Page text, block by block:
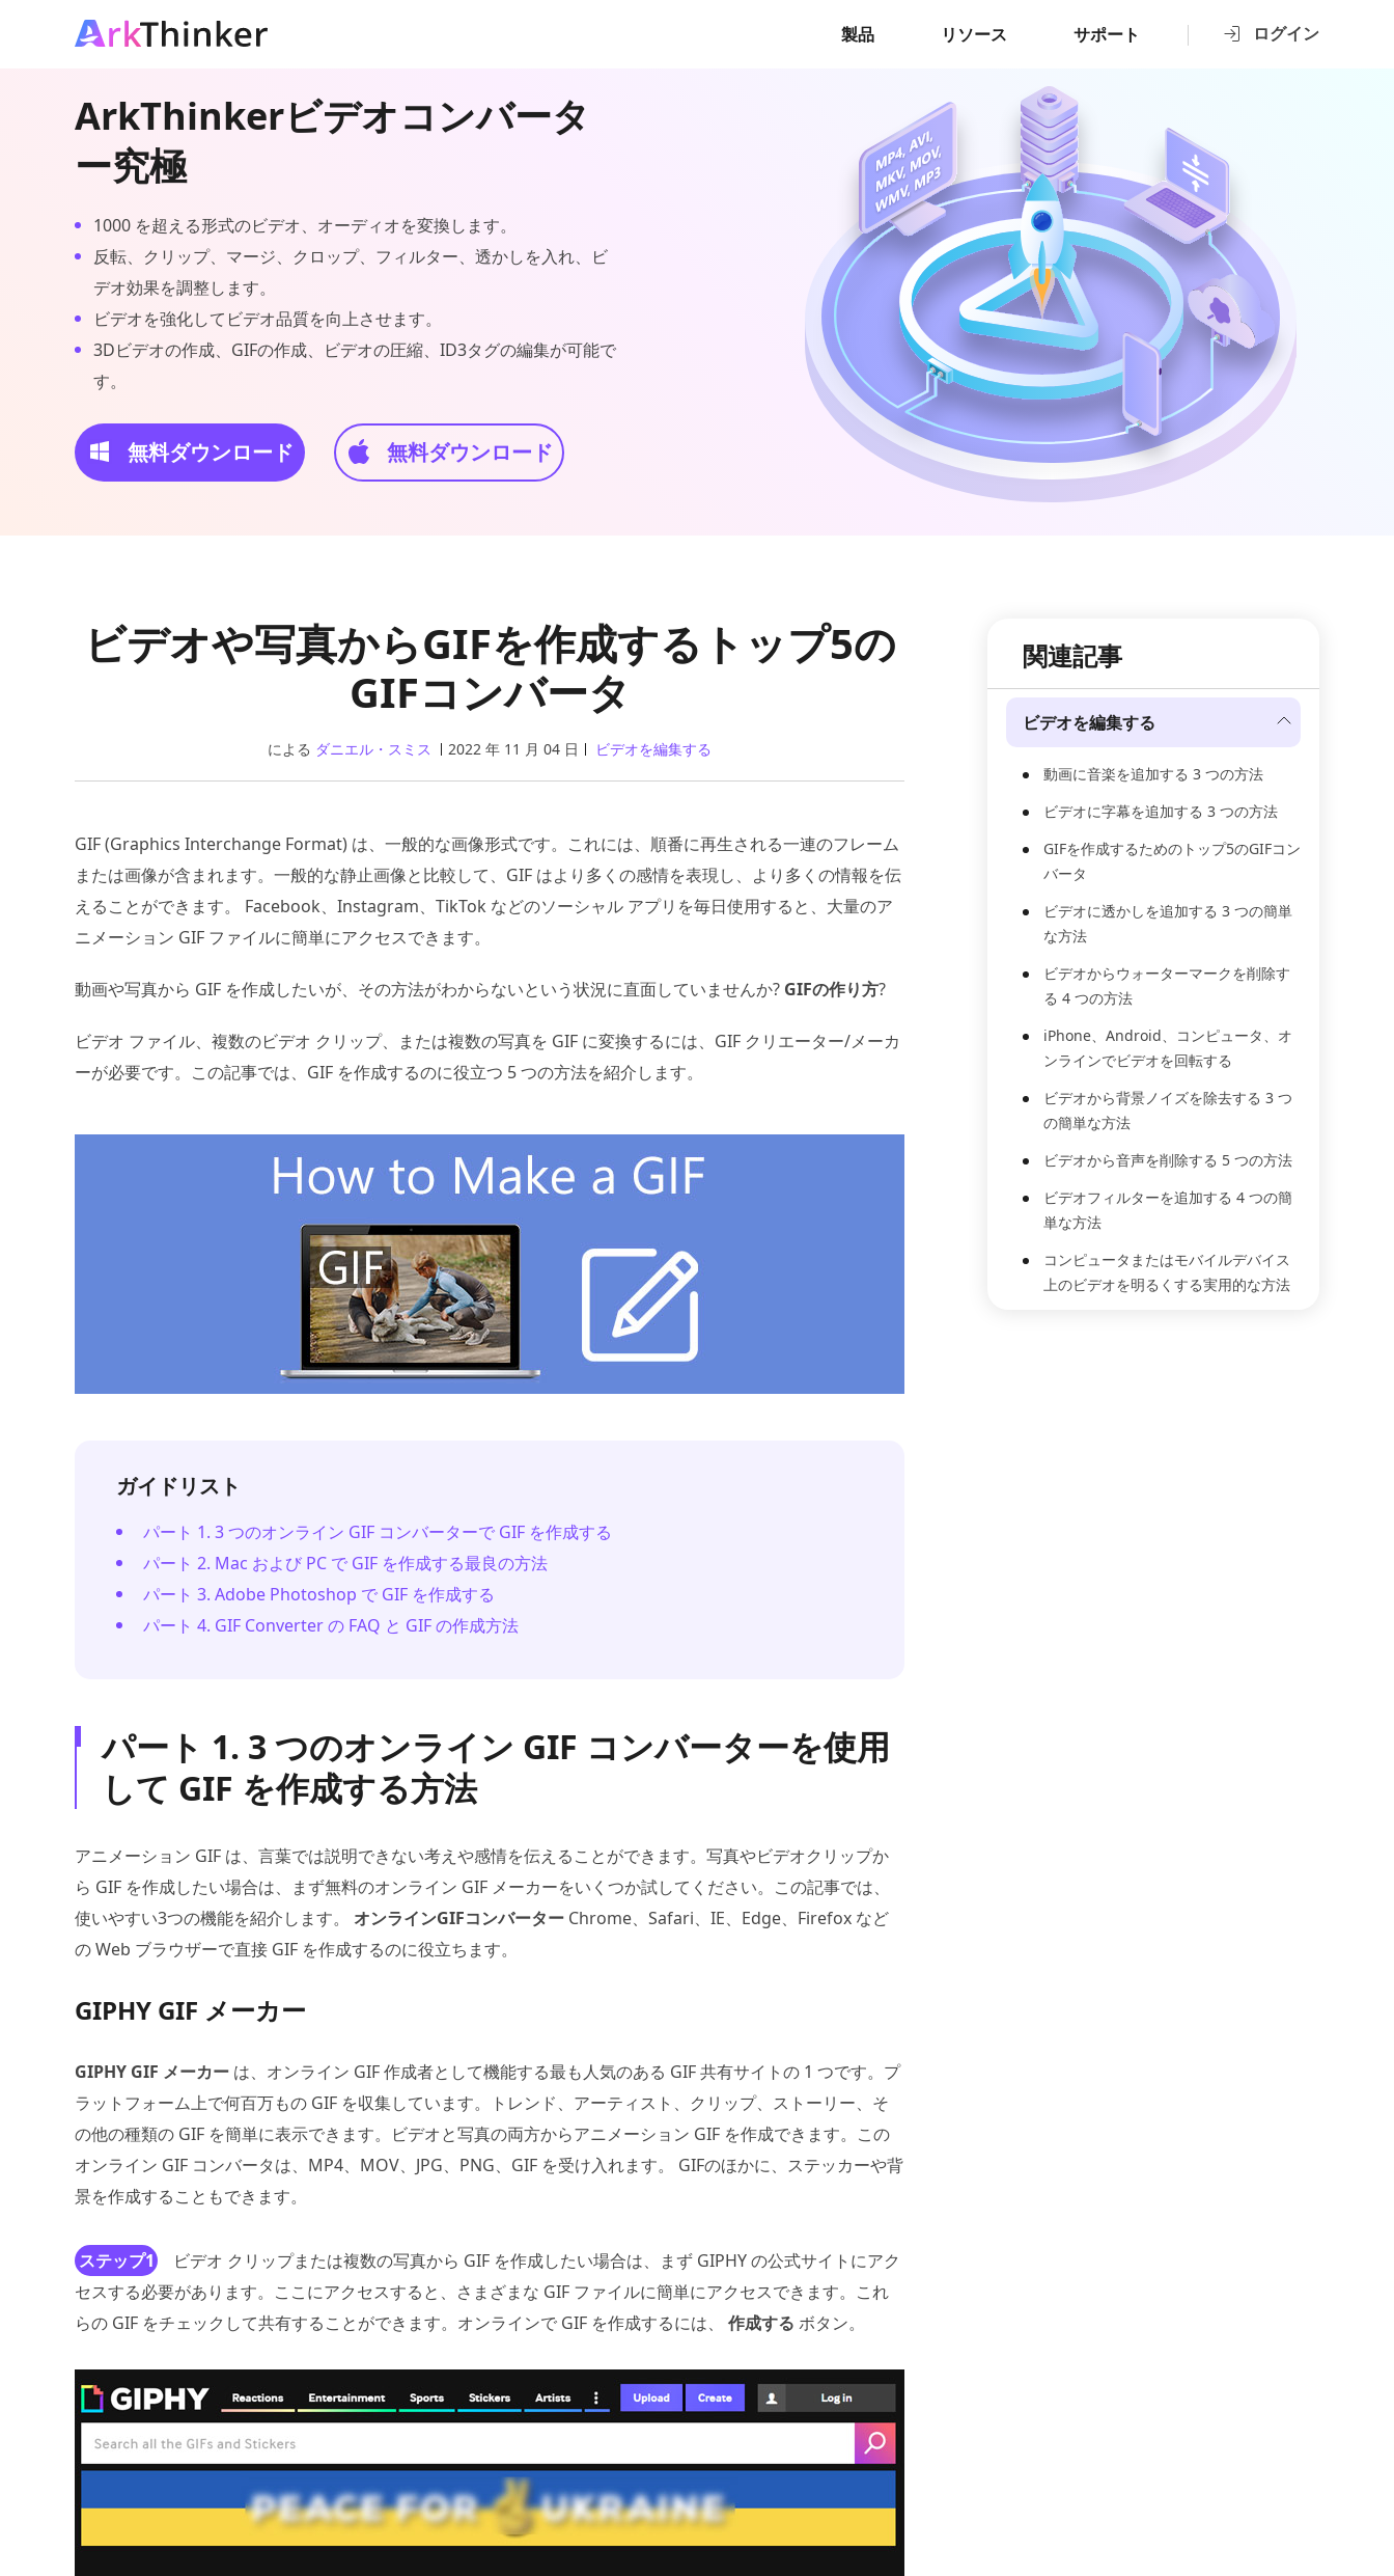
ログイン
製品 リソース サポート
ArkThinkerビデオコンバータ
ー究極
1000 を超える形式のビデオ、オーディオを変換します。
反転、クリップ、マージ、クロップ、フィルター、透かしを入れ、ビ
デオ効果を調整します。
ビデオを強化してビデオ品質を向上させます。
3Dビデオの作成、GIFの作成、ビデオの圧縮、ID3タグの編集が可能で
す。
無料ダウンロード 無料ダウンロード
ビデオや写真からGIFを作成するトップ5の
GIFコンバータ
による ダニエル・スミス 2022 年 11 月 04 日 ビデオを編集する
GIF (Graphics Interchange Format) は、一般的な画像形式です。これには、順番に再生される一連のフレーム
または画像が含まれます。一般的な静止画像と比較して、GIF はより多くの感情を表現し、より多くの情報を伝
えることができます。 Facebook、Instagram、TikTok などのソーシャル アプリを毎日使用すると、大量のア
ニメーション GIF ファイルに簡単にアクセスできます。
動画や写真から GIF を作成したいが、その方法がわからないという状況に直面していませんか? GIFの作り方?
ビデオ ファイル、複数のビデオ クリップ、または複数の写真を GIF に変換するには、GIF クリエーター/メーカ
ーが必要です。この記事では、GIF を作成するのに役立つ 5 つの方法を紹介します。
ガイドリスト
パート 1. 3 つのオンライン GIF コンバーターで GIF を作成する
パート 2. Mac および PC で GIF を作成する最良の方法
パート 3. Adobe Photoshop で GIF を作成する
パート 4. GIF Converter の FAQ と GIF の作成方法
パート 1. 3 つのオンライン GIF コンバーターを使用
して GIF を作成する方法
アニメーション GIF は、言葉では説明できない考えや感情を伝えることができます。写真やビデオクリップか
ら GIF を作成したい場合は、まず無料のオンライン GIF メーカーをいくつか試してください。この記事では、
使いやすい3つの機能を紹介します。 オンラインGIFコンバーター Chrome、Safari、IE、Edge、Firefox など
の Web ブラウザーで直接 GIF を作成するのに役立ちます。
GIPHY GIF メーカー
GIPHY GIF メーカー は、オンライン GIF 作成者として機能する最も人気のある GIF 共有サイトの 1 つです。プ
ラットフォーム上で何百万もの GIF を収集しています。トレンド、アーティスト、クリップ、ストーリー、そ
の他の種類の GIF を簡単に表示できます。ビデオと写真の両方からアニメーション GIF を作成できます。この
オンライン GIF コンバータは、MP4、MOV、JPG、PNG、GIF を受け入れます。 GIFのほかに、ステッカーや背
景を作成することもできます。
ステップ1
ビデオ クリップまたは複数の写真から GIF を作成したい場合は、まず GIPHY の公式サイトにアク
セスする必要があります。ここにアクセスすると、さまざまな GIF ファイルに簡単にアクセスできます。これ
らの GIF をチェックして共有することができます。オンラインで GIF を作成するには、 作成する ボタン。
関連記事
ビデオを編集する
動画に音楽を追加する 3 つの方法
ビデオに字幕を追加する 3 つの方法
GIFを作成するためのトップ5のGIFコン
バータ
ビデオに透かしを追加する 3 つの簡単
な方法
ビデオからウォーターマークを削除す
る 4 つの方法
iPhone、Android、コンピュータ、オ
ンラインでビデオを回転する
ビデオから背景ノイズを除去する 3 つ
の簡単な方法
ビデオから音声を削除する 5 つの方法
ビデオフィルターを追加する 4 つの簡
単な方法
コンピュータまたはモバイルデバイス
上のビデオを明るくする実用的な方法